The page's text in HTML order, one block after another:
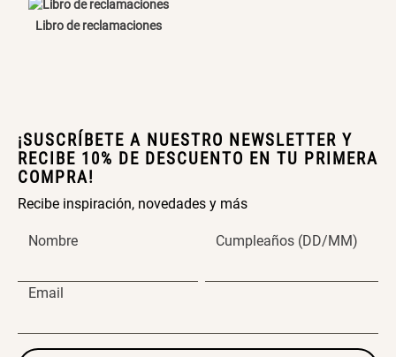
Libro de reclamaciones
¡SUSCRÍBETE A NUESTRO NEWSLETTER Y
RECIBE 10% DE DESCUENTO EN TU PRIMERA
COMPRA!
Recibe inspiración, novedades y más
Nombre Cumpleaños (DD/MM)
Email
Canasto Bambú